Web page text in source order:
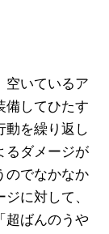
空いているア
備してひたす
動を繰り返し
るダメージが
のでなかなか
に対して、
超ばんのうや